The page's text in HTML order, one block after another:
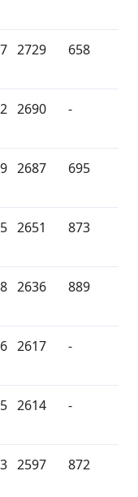
2729 658
2690 -
2687 695
2651 873
2636 889
2617 -
2614 -
2597 872